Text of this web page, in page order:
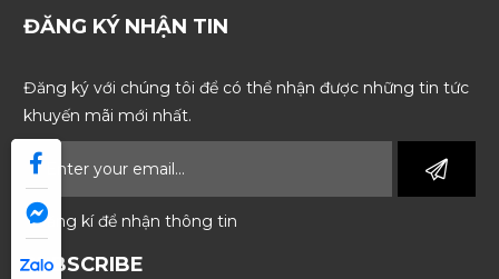
ĐĂNG KÝ NHẬN TIN
Đăng ký với chúng tôi để có thể nhận được những tin tức
khuyến mãi mới nhất.
* Đăng kí để nhận thông tin
SUBSCRIBE